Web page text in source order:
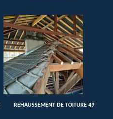
REHAUSSEMENT DE TOITURE 49